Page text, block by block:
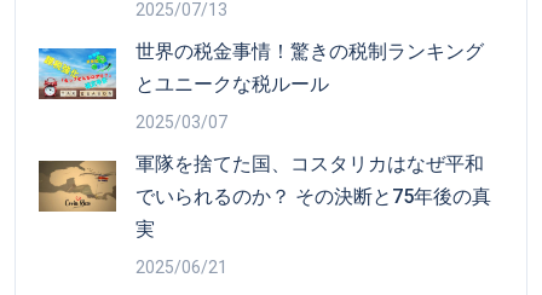
2025/07/13
世界の税金事情！驚きの税制ランキング
とユニークな税ルール
2025/03/07
軍隊を捨てた国、コスタリカはなぜ平和
でいられるのか？ その決断と75年後の真
実
2025/06/21